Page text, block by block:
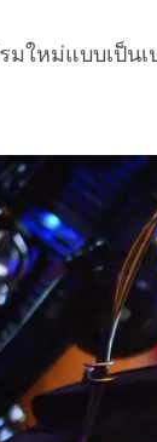
มใหม่แบบเป็น